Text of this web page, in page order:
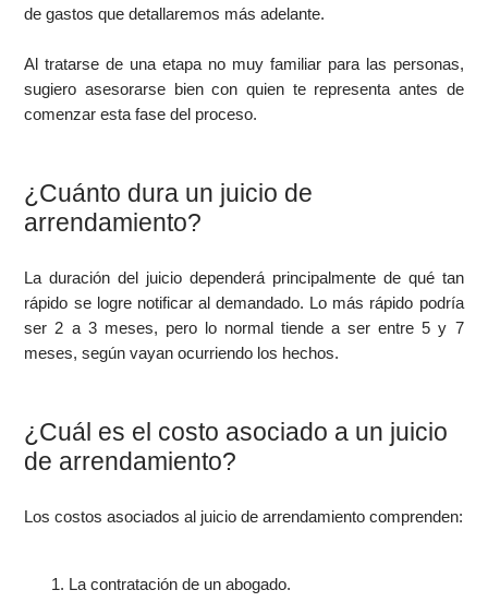
de gastos que detallaremos más adelante.
Al tratarse de una etapa no muy familiar para las personas,
sugiero asesorarse bien con quien te representa antes de
comenzar esta fase del proceso.
¿Cuánto dura un juicio de
arrendamiento?
La duración del juicio dependerá principalmente de qué tan
rápido se logre notificar al demandado. Lo más rápido podría
ser 2 a 3 meses, pero lo normal tiende a ser entre 5 y 7
meses, según vayan ocurriendo los hechos.
¿Cuál es el costo asociado a un juicio
de arrendamiento?
Los costos asociados al juicio de arrendamiento comprenden:
La contratación de un abogado.